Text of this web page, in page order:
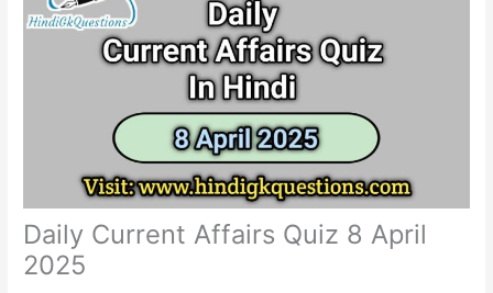
Daily Current Affairs Quiz 8 April
2025